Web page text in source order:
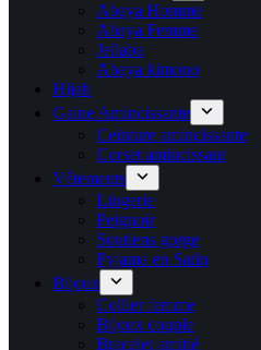
Abaya Homme
Abaya Femme
Jellaba
Abaya kimono
Hijab
Gaine Amincissante
Ceinture amincissante
Corset amincissant
Vêtements
Lingerie
Peignoir
Soutiens gorge
Pyjama en Satin
Bijoux
Collier femme
Bijoux couple
Bracelet amitié